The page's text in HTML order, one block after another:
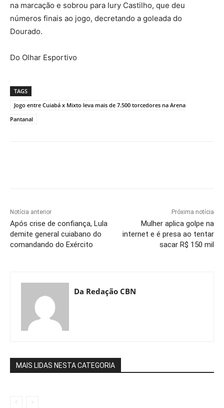
na marcação e sobrou para Iury Castilho, que deu
números finais ao jogo, decretando a goleada do
Dourado.
Do Olhar Esportivo
TAGS
Jogo entre Cuiabá x Mixto leva mais de 7.500 torcedores na Arena
Pantanal
Notícia anterior
Após crise de confiança, Lula
demite general cuiabano do
comandando do Exército
Próxima notícia
Mulher aplica golpe na
internet e é presa ao tentar
sacar R$ 150 mil
Da Redação CBN
MAIS LIDAS NESTA CATEGORIA